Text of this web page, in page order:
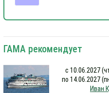
ГАМА рекомендует
с 10.06.2027
по 14.06.2027
Иван